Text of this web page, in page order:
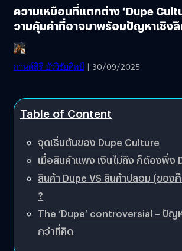
ความเหมือนที่แตกต่าง ‘Dupe
วามคุ้มค่าที่อาจมาพร้อมปัญหาเชิงลึ
กานต์สิรี บัววิชัยศิลป์ | 30/09/2025
Table of Content
จุดเริ่มต้นของ Dupe Culture
เมื่อสินค้าแพง เงินไม่ถึง ก็ต้องพึ่ง
สินค้า Dupe VS สินค้าปลอม (ของ
?
The ‘Dupe’ controversial – ปัญ
กว่าที่คิด